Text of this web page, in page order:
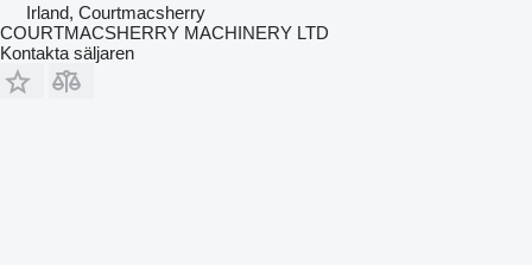
Irland, Courtmacsherry
COURTMACSHERRY MACHINERY LTD
Kontakta säljaren